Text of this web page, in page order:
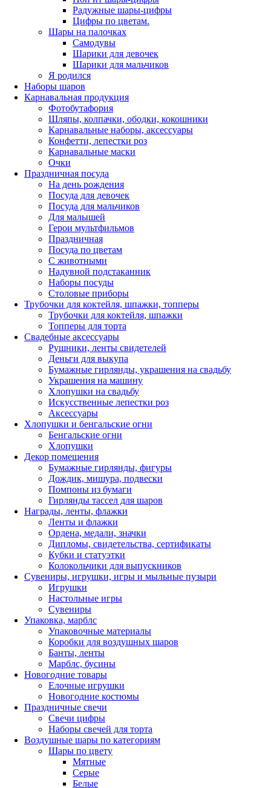
Радужные шары-цифры
Цифры по цветам.
Шары на палочках
Самодувы
Шарики для девочек
Шарики для мальчиков
Я родился
Наборы шаров
Карнавальная продукция
Фотобутафория
Шляпы, колпачки, ободки, кокошники
Карнавальные наборы, аксессуары
Конфетти, лепестки роз
Карнавальные маски
Очки
Праздничная посуда
На день рождения
Посуда для девочек
Посуда для мальчиков
Для малышей
Герои мультфильмов
Праздничная
Посуда по цветам
С животными
Надувной подстаканник
Наборы посуды
Столовые приборы
Трубочки для коктейля, шпажки, топперы
Трубочки для коктейля, шпажки
Топперы для торта
Свадебные аксессуары
Рушники, ленты свидетелей
Деньги для выкупа
Бумажные гирлянды, украшения на свадьбу
Украшения на машину
Хлопушки на свадьбу
Искусственные лепестки роз
Аксессуары
Хлопушки и бенгальские огни
Бенгальские огни
Хлопушки
Декор помещения
Бумажные гирлянды, фигуры
Дождик, мишура, подвески
Помпоны из бумаги
Гирлянды тассел для шаров
Награды, ленты, флажки
Ленты и флажки
Ордена, медали, значки
Дипломы, свидетельства, сертификаты
Кубки и статуэтки
Колокольчики для выпускников
Сувениры, игрушки, игры и мыльные пузыри
Игрушки
Настольные игры
Сувениры
Упаковка, марблс
Упаковочные материалы
Коробки для воздушных шаров
Банты, ленты
Марблс, бусины
Новогодние товары
Елочные игрушки
Новогодние костюмы
Праздничные свечи
Свечи цифры
Наборы свечей для торта
Воздушные шары по категориям
Шары по цвету
Мятные
Серые
Белые